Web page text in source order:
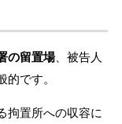
の留置場、被告人
的です。
拘置所への収容に